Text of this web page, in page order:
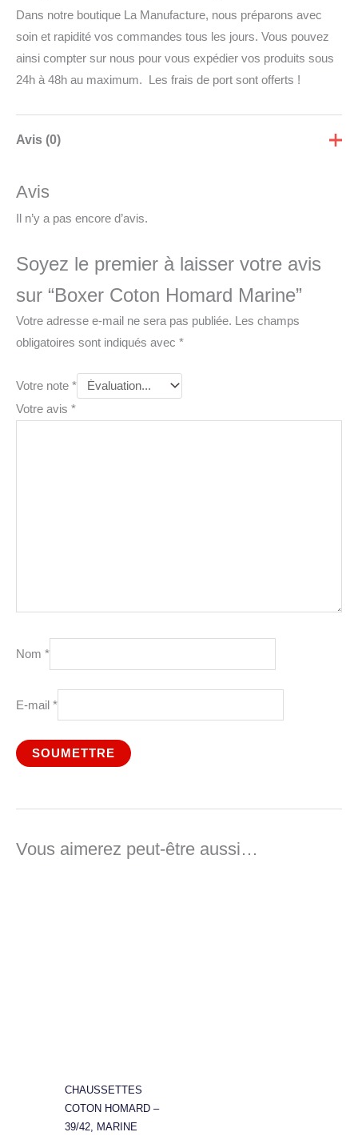
Dans notre boutique La Manufacture, nous préparons avec
soin et rapidité vos commandes tous les jours. Vous pouvez
ainsi compter sur nous pour vous expédier vos produits sous
24h à 48h au maximum. Les frais de port sont offerts !
Avis (0)
Avis
Il n’y a pas encore d’avis.
Soyez le premier à laisser votre avis
sur “Boxer Coton Homard Marine”
Votre adresse e-mail ne sera pas publiée. Les champs
obligatoires sont indiqués avec *
Votre note *
Votre avis *
Nom *
E-mail *
Vous aimerez peut-être aussi…
CHAUSSETTES
COTON HOMARD –
39/42, MARINE